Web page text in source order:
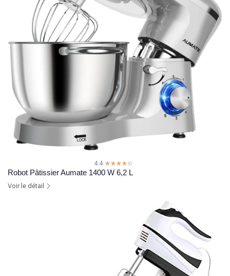
4.4 ☆☆☆☆☆
★★★★★
Robot Pâtissier Aumate 1400 W 6,2 L
Voir le détail